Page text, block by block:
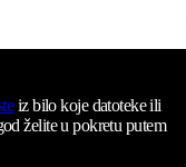
iz bilo koje datoteke ili
želite u pokretu putem